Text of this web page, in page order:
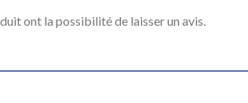
ont la possibilité de laisser un avis.